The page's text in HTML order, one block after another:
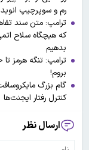
رم و سوپرچیپ
ترامپ: متن سند
بدهیم
ترامپ: تنگه هرمز
بروم!
گام بزرگ
کنترل رفتار ایجنت‌ها
ارسال نظر